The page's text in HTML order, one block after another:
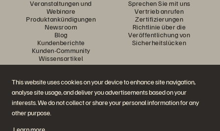
This website uses cookies on your device to enhance site navigation,
analyse site usage, and deliver you advertisements based on your
interests. We do not collect or share your personal information for any
other purpose.
Veranstaltungen und
Webinare
Produktankündigungen
Newsroom
Blog
Kundenberichte
Kunden-Community
Wissensartikel
Sprechen Sie mit uns
Vertrieb anrufen
Zertifizierungen
Richtlinie über die
Veröffentlichung von
Sicherheitslücken
Diskutiere mit
Folgen Sie den Everpure Social Media Kanälen